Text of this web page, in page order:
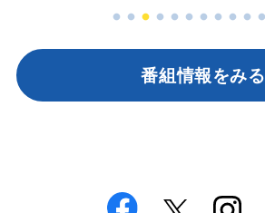
番組情報をみる